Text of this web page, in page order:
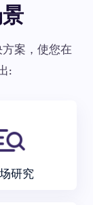
案，使您在
:
研究